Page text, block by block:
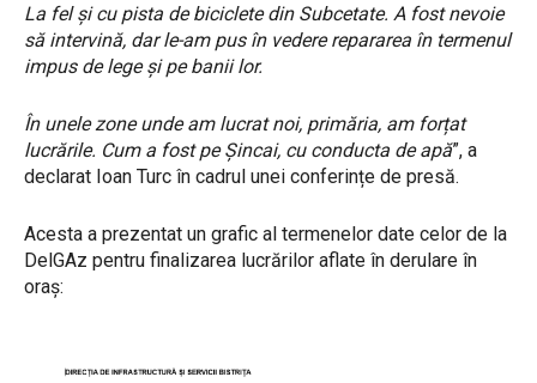
La fel și cu pista de biciclete din Subcetate. A fost nevoie
să intervină, dar le-am pus în vedere repararea în termenul
impus de lege și pe banii lor.
În unele zone unde am lucrat noi, primăria, am forțat
lucrările. Cum a fost pe Șincai, cu conducta de apă”, a
declarat Ioan Turc în cadrul unei conferințe de presă.
Acesta a prezentat un grafic al termenelor date celor de la
DelGAz pentru finalizarea lucrărilor aflate în derulare în
oraș: